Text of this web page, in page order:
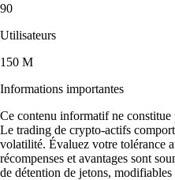
90
Utilisateurs
150 M
Informations importantes
Ce contenu informatif ne constitue
Le trading de crypto-actifs
volatilité. Évaluez votre tolérance
récompenses et avantages sont
de détention de jetons,